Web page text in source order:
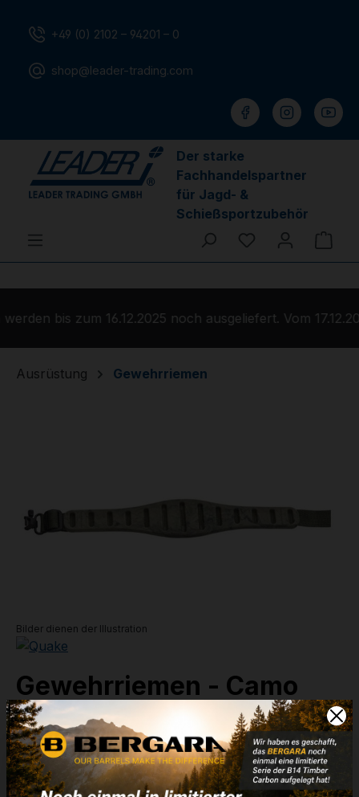
+49 (0) 2102 – 94201 – 0
shop@leader-trading.com
Der starke
Fachhandelspartner
für Jagd- &
Schießsportzubehör
Du hast 0
bis zum 16.12.2025 noch ausgeliefert. Vom
Ausrüstung Gewehrriemen
Bilder dienen der Illustration
Gewehrriemen - Camo
Contour Sling
Artikelnummer:29-05060